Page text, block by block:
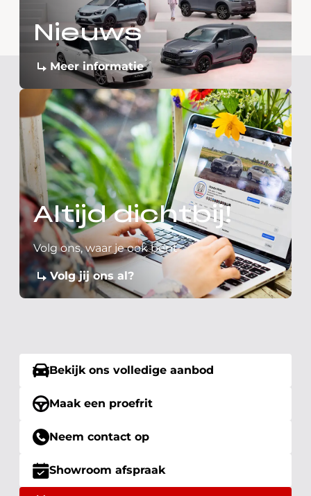
Nieuws
Meer informatie
Altijd dichtbij!
Volg ons, waar je ook bent
Volg jij ons al?
Bekijk ons volledige aanbod
Maak een proefrit
Neem contact op
Showroom afspraak